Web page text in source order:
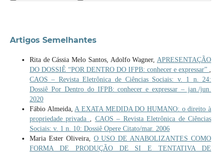
Artigos Semelhantes
Rita de Cássia Melo Santos, Adolfo Wagner,APRESENTAÇÃO
DO DOSSIÊ “POR DENTRO DO IFPB: conhecer e expressar” ,
CAOS – Revista Eletrônica de Ciências Sociais: v. 1 n. 24:
Dossiê Por Dentro do IFPB: conhecer e expressar – jan./jun.
2020
Fábio Almeida,A EXATA MEDIDA DO HUMANO: o direito à
propriedade privada , CAOS – Revista Eletrônica de Ciências
Sociais: v. 1 n. 10: Dossiê Opere Citato/mar. 2006
Maria Ester Oliveira, O USO DE ANABOLIZANTES COMO
FORMA DE PRODUÇÃO DE SI E TENTATIVA DE